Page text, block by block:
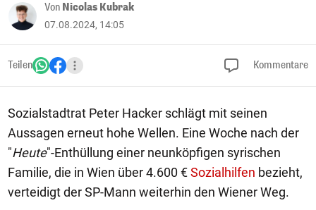
Von Nicolas Kubrak
07.08.2024, 14:05
Teilen Kommentare
Sozialstadtrat Peter Hacker schlägt mit seinen
Aussagen erneut hohe Wellen. Eine Woche nach der
"Heute"-Enthüllung einer neunköpfigen syrischen
Familie, die in Wien über 4.600 €Sozialhilfen bezieht,
verteidigt der SP-Mann weiterhin den Wiener Weg.